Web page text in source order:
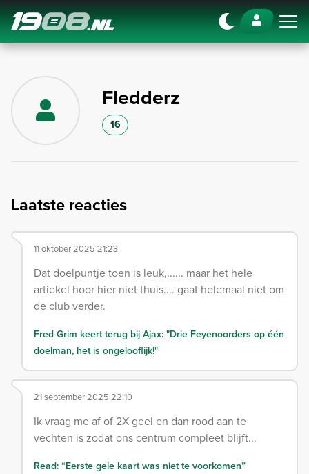
Navigation
Fledderz
16
Laatste reacties
11 oktober 2025 21:23
Dat doelpuntje toen is leuk,...... maar het hele
artiekel hoor hier niet thuis.... gaat helemaal niet om
de club verder.
Fred Grim keert terug bij Ajax: "Drie Feyenoorders op één
doelman, het is ongelooflijk!"
21 september 2025 22:10
Ik vraag me af of 2X geel en dan rood aan te
vechten is zodat ons centrum compleet blijft...
Read: “Eerste gele kaart was niet te voorkomen”